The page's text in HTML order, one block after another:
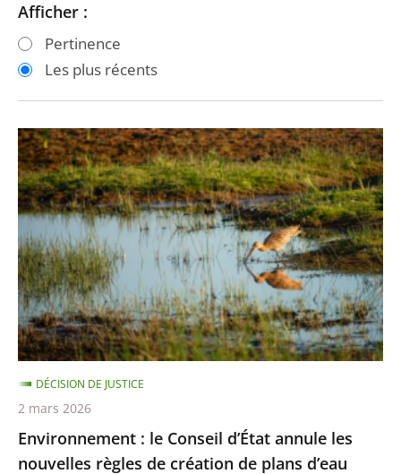
Passer
les
filtres
après
Passer
les
filtres
avant
Afficher :
Pertinence
Les plus récents
Environnement
:
le
Conseil
d’État
annule
les
nouvelles
règles
de
création
de
plans
d’eau
Environnement : le Conseil d’État annule les
nouvelles règles de création de plans d’eau
DÉCISION DE JUSTICE
2 mars 2026